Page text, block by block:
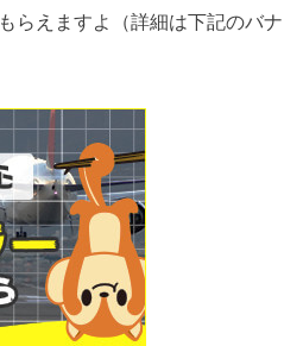
もらえますよ（詳細は下記のバナ